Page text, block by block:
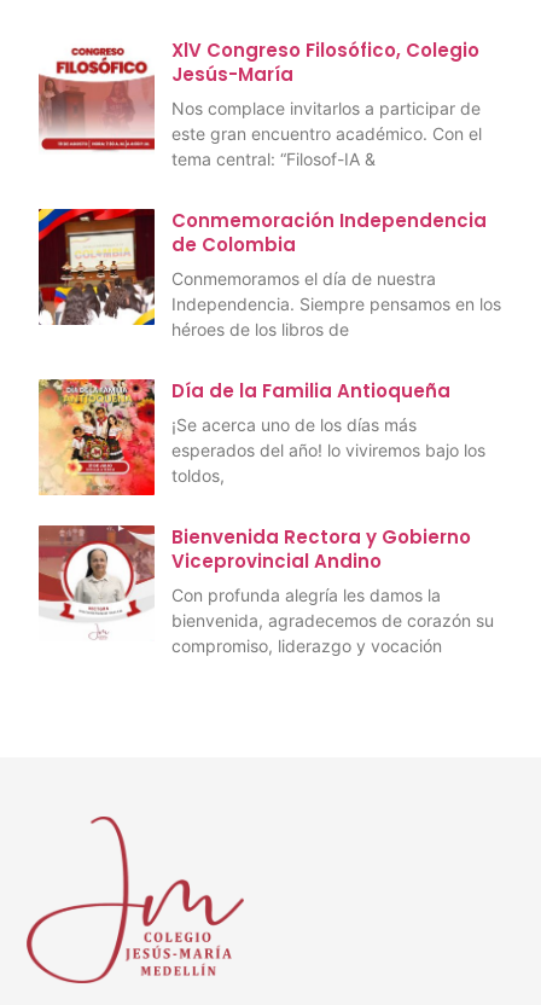
XlV Congreso Filosófico, Colegio
Jesús-María
Nos complace invitarlos a participar de
este gran encuentro académico. Con el
tema central: “Filosof-IA &
Conmemoración Independencia
de Colombia
Conmemoramos el día de nuestra
Independencia. Siempre pensamos en los
héroes de los libros de
Día de la Familia Antioqueña
¡Se acerca uno de los días más
esperados del año! lo viviremos bajo los
toldos,
Bienvenida Rectora y Gobierno
Viceprovincial Andino
Con profunda alegría les damos la
bienvenida, agradecemos de corazón su
compromiso, liderazgo y vocación